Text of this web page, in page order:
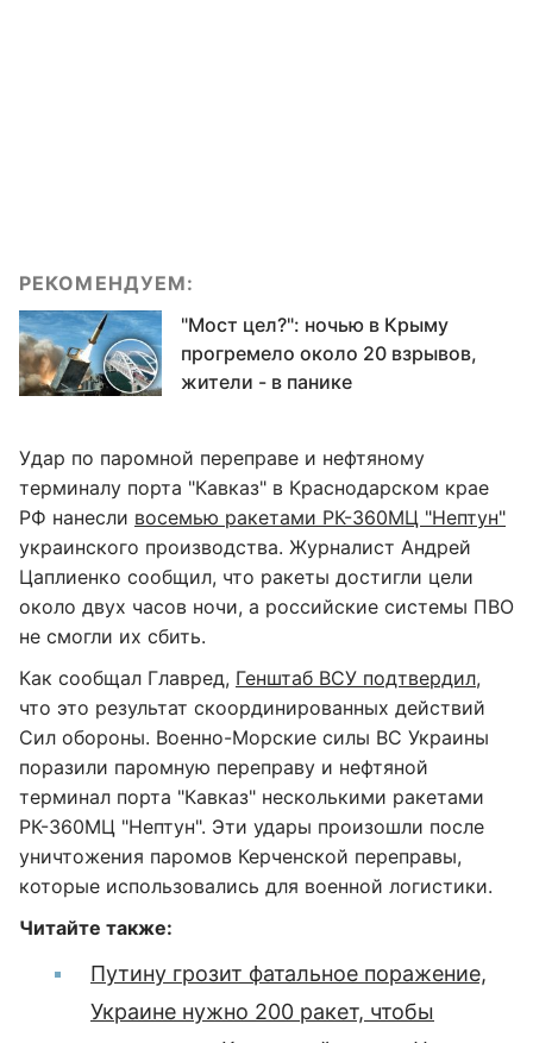
РЕКОМЕНДУЕМ:
"Мост цел?": ночью в Крыму
прогремело около 20 взрывов,
жители - в панике
Удар по паромной переправе и нефтяному
терминалу порта "Кавказ" в Краснодарском крае
РФ нанесли восемью ракетами РК-360МЦ "Нептун"
украинского производства. Журналист Андрей
Цаплиенко сообщил, что ракеты достигли цели
около двух часов ночи, а российские системы ПВО
не смогли их сбить.
Как сообщал Главред, Генштаб ВСУ подтвердил,
что это результат скоординированных действий
Сил обороны. Военно-Морские силы ВС Украины
поразили паромную переправу и нефтяной
терминал порта "Кавказ" несколькими ракетами
РК-360МЦ "Нептун". Эти удары произошли после
уничтожения паромов Керченской переправы,
которые использовались для военной логистики.
Читайте также:
Путину грозит фатальное поражение,
Украине нужно 200 ракет, чтобы